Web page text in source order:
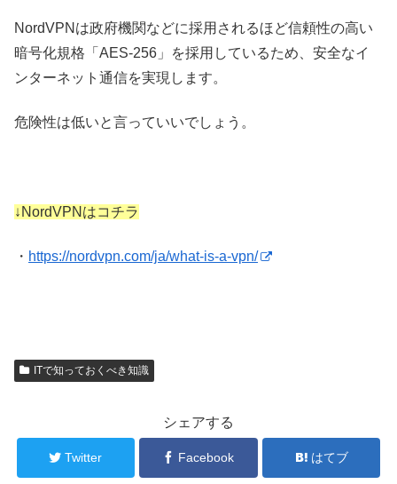
NordVPNは政府機関などに採用されるほど信頼性の高い
暗号化規格「AES-256」を採用しているため、安全なイ
ンターネット通信を実現します。
危険性は低いと言っていいでしょう。
↓NordVPNはコチラ
・ https://nordvpn.com/ja/what-is-a-vpn/
ITで知っておくべき知識
シェアする
Twitter Facebook はてブ